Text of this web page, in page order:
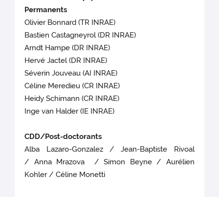
Permanents
Olivier Bonnard (TR INRAE)
Bastien Castagneyrol (DR INRAE)
Arndt Hampe (DR INRAE)
Hervé Jactel (DR INRAE)
Séverin Jouveau (AI INRAE)
Céline Meredieu (CR INRAE)
Heidy Schimann (CR INRAE)
Inge van Halder (IE INRAE)
CDD/Post-doctorants
Alba Lazaro-Gonzalez / Jean-Baptiste Rivoal
/ Anna Mrazova / Simon Beyne / Aurélien
Kohler / Céline Monetti